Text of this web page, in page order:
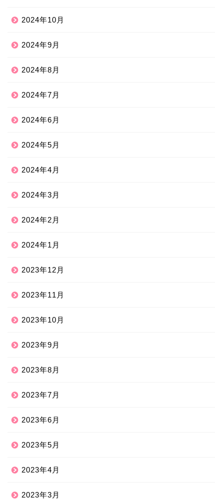
2024年10月
2024年9月
2024年8月
2024年7月
2024年6月
2024年5月
2024年4月
2024年3月
2024年2月
2024年1月
2023年12月
2023年11月
2023年10月
2023年9月
2023年8月
2023年7月
2023年6月
2023年5月
2023年4月
2023年3月